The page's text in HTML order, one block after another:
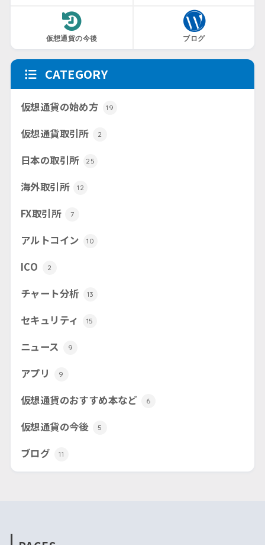
仮想通貨の今後 ブログ
CATEGORY
仮想通貨の始め方 19
仮想通貨取引所 2
日本の取引所 25
海外取引所 12
FX取引所 7
アルトコイン 10
ICO 2
チャート分析 13
セキュリティ 15
ニュース 9
アプリ 9
仮想通貨のおすすめ本など 6
仮想通貨の今後 5
ブログ 11